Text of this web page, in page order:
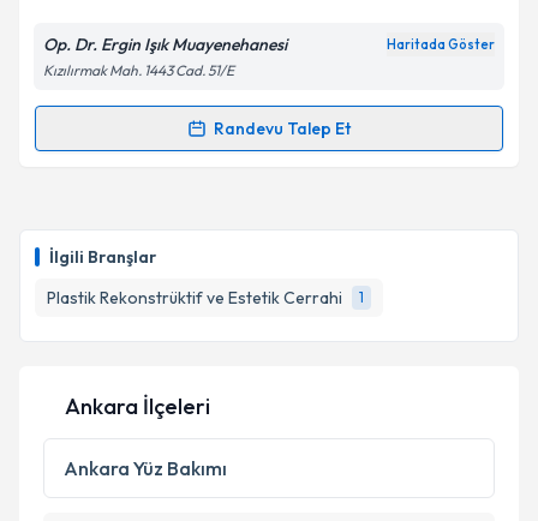
İlgili Branşlar
Plastik Rekonstrüktif ve Estetik Cerrahi
1
kapsamda işlenmesini kabul ediyorum.
Takvim Talebini Gönder
Op. Dr. Ergin Işık Muayenehanesi Haritada Göster
Kızılırmak Mah. 1443 Cad. 51/E
Randevu Talep Et
Randevu Takvimi Talebi
takvim hazırlandığında e-posta ile bilgilendireceğiz.
Kişisel verilerimin işlenmesine ilişkinAydınlatma
Metni
'ni okudum ve kişisel verilerimin belirtilen
kapsamda işlenmesini kabul ediyorum.
Ankara İlçeleri
Ankara Yüz Bakımı